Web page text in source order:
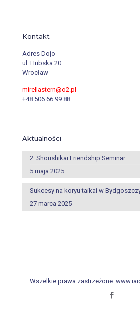
Kontakt
Adres Dojo
ul. Hubska 20
Wrocław
mirellastern@o2.pl
+48 506 66 99 88
Aktualności
2. Shoushikai Friendship Seminar
5 maja 2025
Sukcesy na koryu taikai w
27 marca 2025
Wszelkie prawa zastrzeżone.